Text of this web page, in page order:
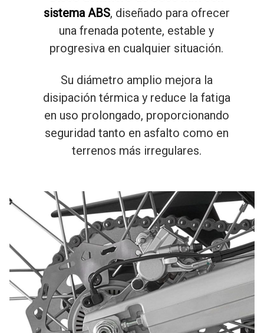
sistema ABS, diseñado para ofrecer
una frenada potente, estable y
progresiva en cualquier situación.
Su diámetro amplio mejora la
disipación térmica y reduce la fatiga
en uso prolongado, proporcionando
seguridad tanto en asfalto como en
terrenos más irregulares.